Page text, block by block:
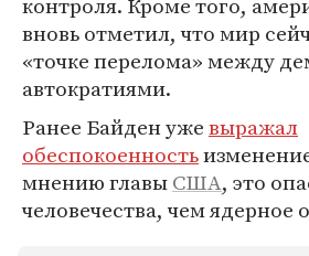
вновь отметил, что мир
«точке перелома» между
автократиями.
Ранее Байден ужевыражал
обеспокоенность
мнению главыСША, это
человечества, чем ядерное